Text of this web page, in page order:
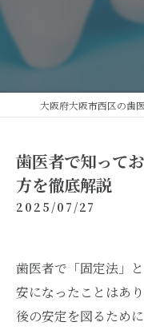
歯医者で知って
方を徹底解説
2025/07/27
歯医者で「固定法」
安になったことはあ
後の安定を図るため